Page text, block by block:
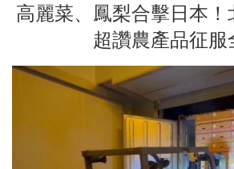
高麗菜、鳳梨合擊日本
超讚農產品征服